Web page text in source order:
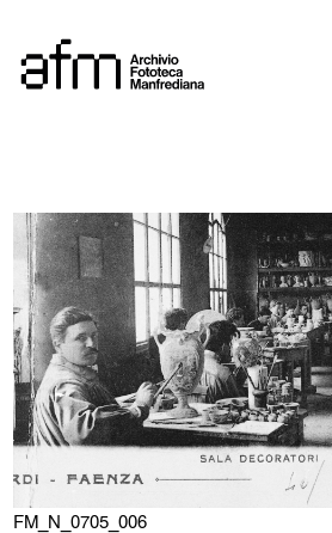
content
FM_N_0705_006